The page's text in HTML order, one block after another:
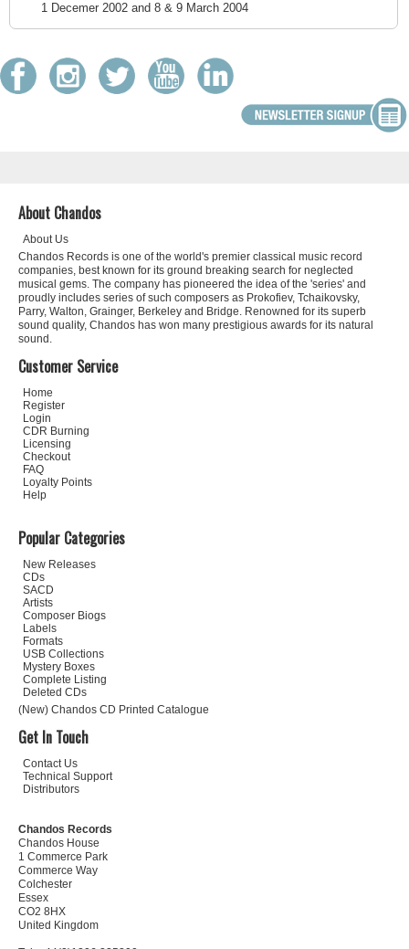
1 Decemer 2002 and 8 & 9 March 2004
About Chandos
About Us
Chandos Records is one of the world's premier classical music record
companies, best known for its ground breaking search for neglected
musical gems. The company has pioneered the idea of the 'series' and
proudly includes series of such composers as Prokofiev, Tchaikovsky,
Parry, Walton, Grainger, Berkeley and Bridge. Renowned for its superb
sound quality, Chandos has won many prestigious awards for its natural
sound.
Customer Service
Home
Register
Login
CDR Burning
Licensing
Checkout
FAQ
Loyalty Points
Help
Popular Categories
New Releases
CDs
SACD
Artists
Composer Biogs
Labels
Formats
USB Collections
Mystery Boxes
Complete Listing
Deleted CDs
(New) Chandos CD Printed Catalogue
Get In Touch
Contact Us
Technical Support
Distributors
Chandos Records
Chandos House
1 Commerce Park
Commerce Way
Colchester
Essex
CO2 8HX
United Kingdom